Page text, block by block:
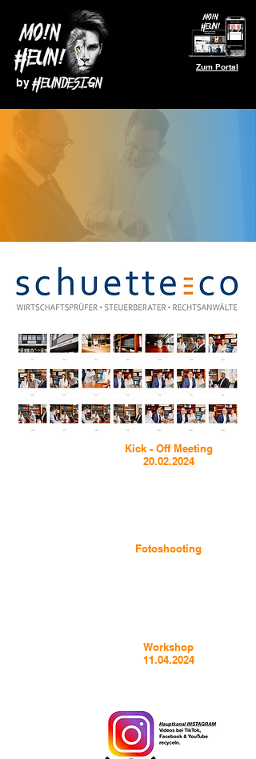
by
Zum Portal
Kick - Off Meeting
20.02.2024
Fotoshooting
Workshop
11.04.2024